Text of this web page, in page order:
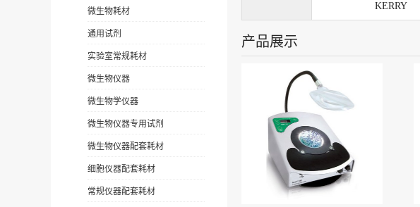
微生物耗材
通用试剂
实验室常规耗材
微生物仪器
微生物学仪器
微生物仪器专用试剂
微生物仪器配套耗材
细胞仪器配套耗材
常规仪器配套耗材
KERRY
产品展示